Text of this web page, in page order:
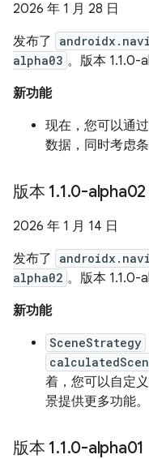
2026 年 1 月 28 日
发布了
alpha03 。版本 1.1.0-
新功能
现在，您可以通过
数据，同时考虑
版本 1.1.0-alpha02
2026 年 1 月 14 日
发布了
alpha02 。版本 1.1.0-
新功能
SceneStrategy
着，您可以自定义
景提供更多功能
版本 1.1.0-alpha01